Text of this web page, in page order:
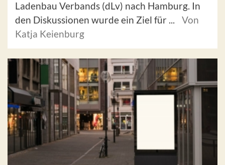
Ladenbau Verbands (dLv) nach Hamburg. In
den Diskussionen wurde ein Ziel für ...
Von
Katja Keienburg